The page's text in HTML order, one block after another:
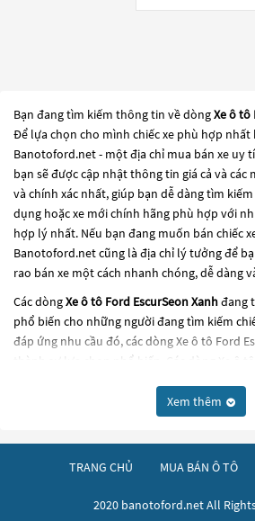
Bạn đang tìm kiếm thông tin về dòngXe ô tô
Để lựa chọn cho mình chiếc xe phù hợp nhất
Banotoford.net - một địa chỉ mua bán xe uy
bạn sẽ được cập nhật thông tin giá cả và các
và chính xác nhất, giúp bạn dễ dàng tìm
dụng hoặc xe mới chính hãng phù hợp với
hợp lý nhất. Nếu bạn đang muốn bán chiếc
Banotoford.net cũng là địa chỉ lý tưởng để
rao bán xe một cách nhanh chóng, dễ dàng
Các dòngXe ô tô Ford EscurSeon Xanhđang
phổ biến cho những người đang tìm kiếm
đáp ứng nhu cầu đó, các dòngXe ô tô Ford
thành sự lựa chọn phổ biến. Các dòng
Xe ô
dòng xe mới với thiết kế hiện đại và công
này đều được kiểm
để đảm bảo chất lượng và hiệu suất tốt
một chiếc xe, hãy khám phá các dòngXe ô tô
Banotoford.net .
Xem thêm
TRANG CHỦ MUA BÁN Ô TÔ
2020 banotoford.net All